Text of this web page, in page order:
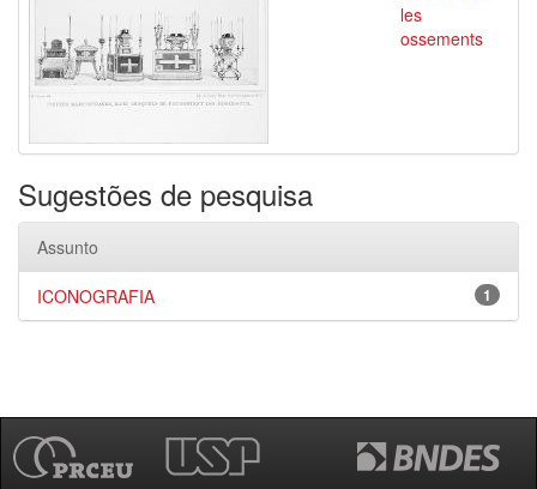
les
ossements
Sugestões de pesquisa
Assunto
1
ICONOGRAFIA